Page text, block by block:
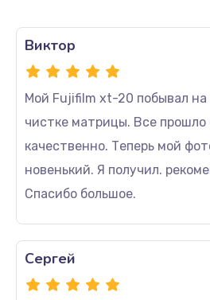
Мой Fujifilm xt-20 побывал на
чистке матрицы. Все прошло
качественно. Теперь мой
новенький. Я получил.
Спасибо большое.
Виктор
Сергей